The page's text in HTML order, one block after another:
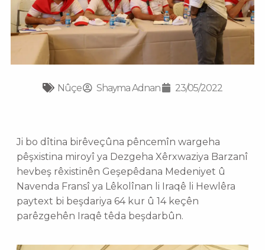
Nûçe Shayma Adnan 23/05/2022
Ji bo dîtina birêveçûna pêncemîn wargeha
pêşxistina miroyî ya Dezgeha Xêrxwaziya Barzanî
hevbeş rêxistinên Geşepêdana Medeniyet û
Navenda Fransî ya Lêkolînan li Iraqê li Hewlêra
paytext bi beşdariya 64 kur û 14 keçên
parêzgehên Iraqê têda beşdarbûn.